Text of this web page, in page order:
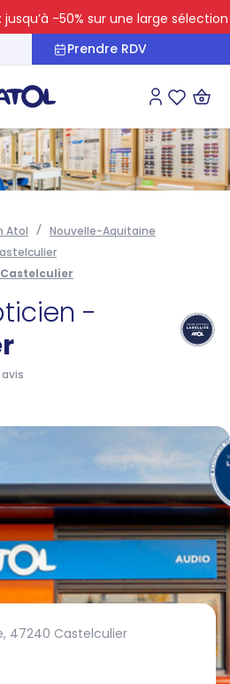
-50% sur une large sélection
Prendre RDV
Connexion
Atol
Nouvelle-Aquitaine
-
47240 Castelculier